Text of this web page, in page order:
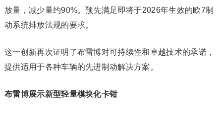
放量，减少量约90%。预先满足即将于2026年生效的欧7制
动系统排放法规的要求。
这一创新再次证明了布雷博对可持续性和卓越技术的承诺，
提供适用于各种车辆的先进制动解决方案。
布雷博展示新型轻量模块化卡钳